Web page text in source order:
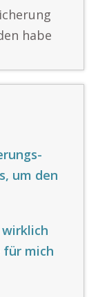
habe
um den
für mich